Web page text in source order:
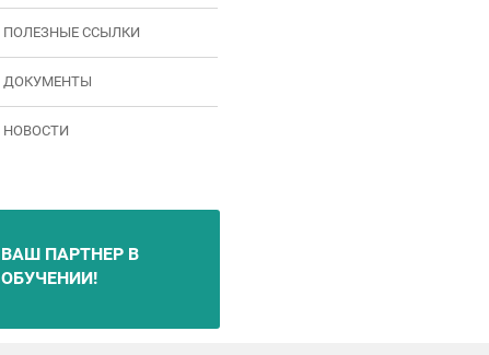
ПОЛЕЗНЫЕ ССЫЛКИ
ДОКУМЕНТЫ
НОВОСТИ
ВАШ ПАРТНЕР В
ОБУЧЕНИИ!